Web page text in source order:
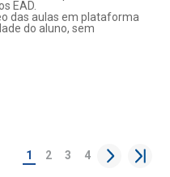
EAD.
das aulas em plataforma
do aluno, sem
1 2 3 4